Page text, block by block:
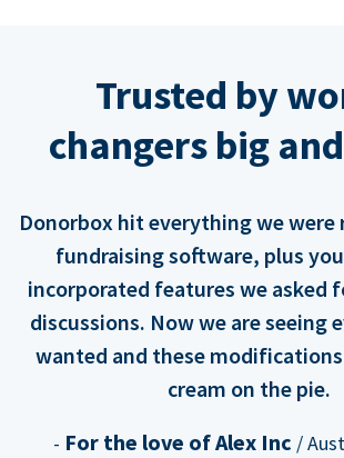
Trusted by
changers big
Donorbox hit everything we were
fundraising software, plus
incorporated features we asked
discussions. Now we are seeing
wanted and these
cream on the pie.
- For the love of Alex Inc /